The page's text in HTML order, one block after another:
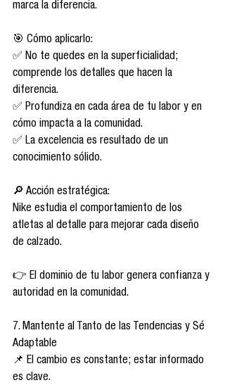
marca la diferencia.
🎯 Cómo aplicarlo:
✅ No te quedes en la superficialidad;
comprende los detalles que hacen la
diferencia.
✅ Profundiza en cada área de tu labor y en
cómo impacta a la comunidad.
✅ La excelencia es resultado de un
conocimiento sólido.
🔎 Acción estratégica:
Nike estudia el comportamiento de los
atletas al detalle para mejorar cada diseño
de calzado.
👉 El dominio de tu labor genera confianza y
autoridad en la comunidad.
7. Mantente al Tanto de las Tendencias y Sé
Adaptable
📌 El cambio es constante; estar informado
es clave.